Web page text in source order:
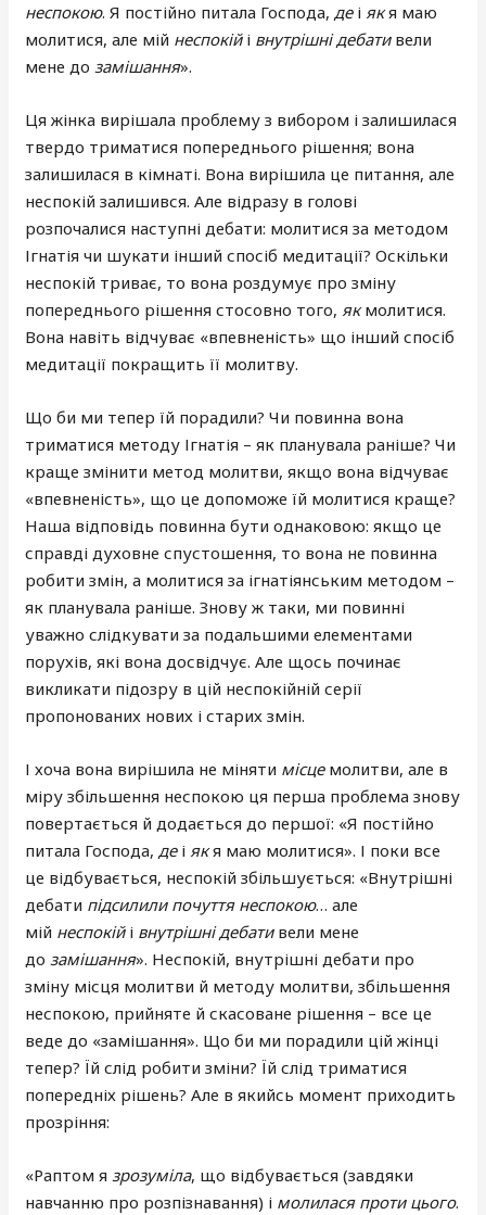
неспокою. Я постійно питала Господа,деіякя маю
молитися, але мій неспокійі внутрішні дебативели
мене дозамішання».
Ця жінка вирішала проблему з вибором і залишилася
твердо триматися попереднього рішення; вона
залишилася в кімнаті. Вона вирішила це питання, але
неспокій залишився. Але відразу в голові
розпочалися наступні дебати: молитися за методом
Ігнатія чи шукати інший спосіб медитації? Оскільки
неспокій триває, то вона роздумує про зміну
попереднього рішення стосовно того,якмолитися.
Вона навіть відчуває «впевненість» що інший спосіб
медитації покращить її молитву.
Що би ми тепер їй порадили? Чи повинна вона
триматися методу Ігнатія – як планувала раніше? Чи
краще змінити метод молитви, якщо вона відчуває
«впевненість», що це допоможе їй молитися краще?
Наша відповідь повинна бути однаковою: якщо це
справді духовне спустошення, то вона не повинна
робити змін, а молитися за ігнатіянським методом –
як планувала раніше. Знову ж таки, ми повинні
уважно слідкувати за подальшими елементами
порухів, які вона досвідчує. Але щось починає
викликати підозру в цій неспокійній серії
пропонованих нових і старих змін.
І хоча вона вирішила не міняти місцемолитви, але в
міру збільшення неспокою ця перша проблема знову
повертається й додається до першої: «Я постійно
питала Господа,деіякя маю молитися». І поки все
це відбувається, неспокій збільшується: «Внутрішні
дебати підсилили почуття неспокою… але
мій неспокійі внутрішні дебативели мене
дозамішання». Неспокій, внутрішні дебати про
зміну місця молитви й методу молитви, збільшення
неспокою, прийняте й скасоване рішення – все це
веде до «замішання». Що би ми порадили цій жінці
тепер? Їй слід робити зміни? Їй слід триматися
попередніх рішень? Але в якийсь момент приходить
прозріння:
«Раптом язрозуміла, що відбувається (завдяки
навчанню про розпізнавання) і молилася проти цього.